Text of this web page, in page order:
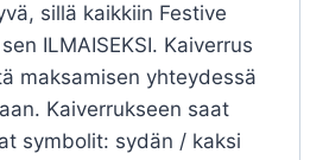
sillä kaikkiin Festive
ILMAISEKSI. Kaiverrus
maksamisen yhteydessä
Kaiverrukseen saat
symbolit: sydän / kaksi